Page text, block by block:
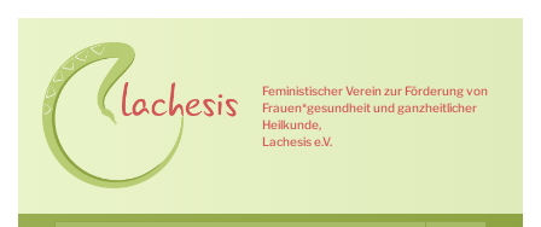
Zum
springen
Feministischer Verein zur Förderung von
Frauen*gesundheit und ganzheitlicher
Heilkunde,
Lachesis e.V.